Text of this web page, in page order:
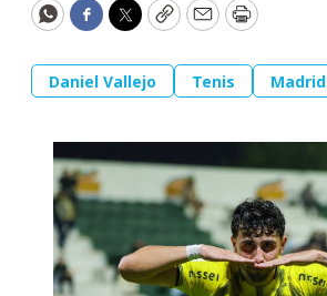
WhatsApp
Facebook
Twitter
CopyEmailPrint
Daniel Vallejo Tenis Madrid